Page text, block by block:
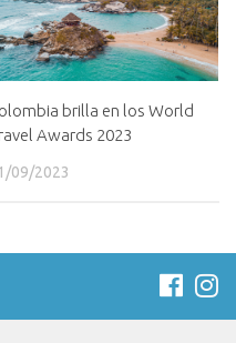
brilla en los World
Awards 2023
09/2023